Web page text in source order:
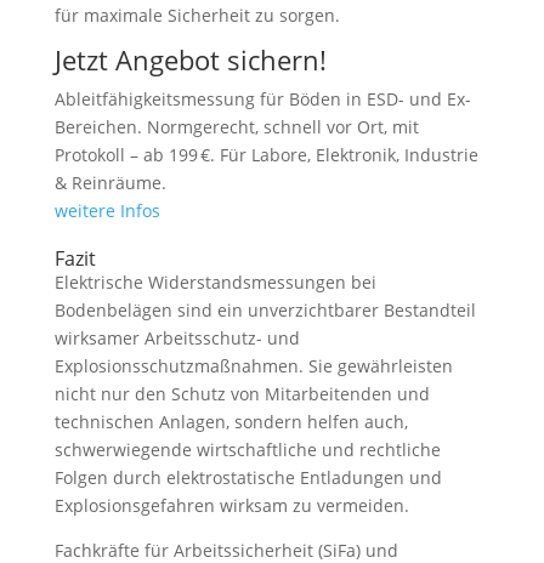
für maximale Sicherheit zu sorgen.
Jetzt Angebot sichern!
Ableitfähigkeitsmessung für Böden in ESD- und Ex-
Bereichen. Normgerecht, schnell vor Ort, mit
Protokoll – ab 199 €. Für Labore, Elektronik, Industrie
& Reinräume.
weitere Infos
Fazit
Elektrische Widerstandsmessungen bei
Bodenbelägen sind ein unverzichtbarer Bestandteil
wirksamer Arbeitsschutz- und
Explosionsschutzmaßnahmen. Sie gewährleisten
nicht nur den Schutz von Mitarbeitenden und
technischen Anlagen, sondern helfen auch,
schwerwiegende wirtschaftliche und rechtliche
Folgen durch elektrostatische Entladungen und
Explosionsgefahren wirksam zu vermeiden.
Fachkräfte für Arbeitssicherheit (SiFa) und